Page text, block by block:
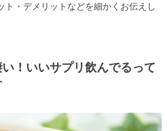
ト・デメリットなどを細かくお伝えし
！いいサプリ飲んでるって